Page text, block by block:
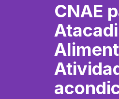
CNAE